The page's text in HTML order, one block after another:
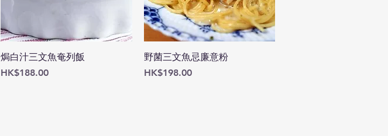
快速瀏覽
焗白汁三文魚奄列飯
價格
HK$188.00
快速瀏覽
野菌三文魚忌廉意粉
價格
HK$198.00